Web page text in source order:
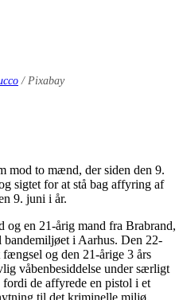
/ Pixabay
mod to mænd, der siden den 9.
sigtet for at stå bag affyring af
9. juni i år.
og en 21-årig mand fra Brabrand,
i Aarhus. Den 22-
og den 21-årige 3 års
våbenbesiddelse under særligt
de affyrede en pistol i et
til det kriminelle miljø.